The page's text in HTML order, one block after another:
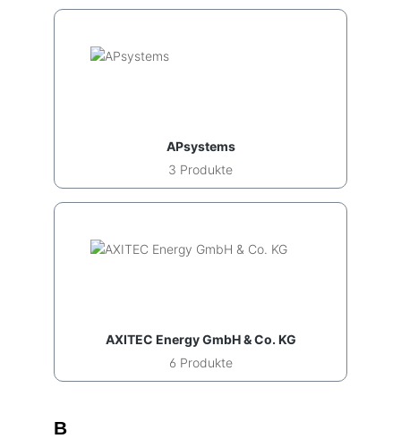
APsystems
3 Produkte
AXITEC Energy GmbH & Co. KG
6 Produkte
B